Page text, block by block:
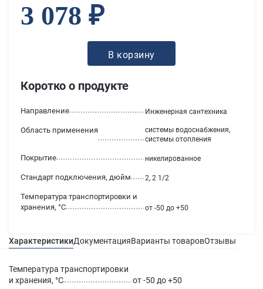
Коротко о продукте
Температура транспортировки и
хранения, °С
от -50 до +50
Направление Инженерная сантехника
Область применения
системы водоснабжения,
системы отопления
Покрытие никелированное
Стандарт подключения, дюйм 2, 2 1/2
3 078 ₽
В корзину
ХарактеристикиДокументацияВарианты товаровОтзывы
Температура транспортировки
и хранения, °С
от -50 до +50